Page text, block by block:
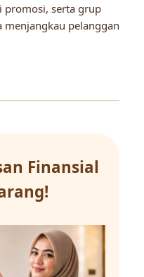
promosi, serta grup
pelanggan
Finansial